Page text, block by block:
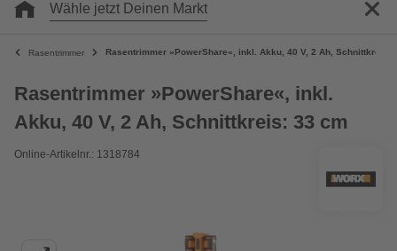
Wähle jetzt Deinen Markt
Rasentrimmer Rasentrimmer »PowerShare«, inkl. Akku, 40 V, 2 Ah, Schnittkreis:
Rasentrimmer »PowerShare«, inkl.
Akku, 40 V, 2 Ah, Schnittkreis: 33 cm
Online-Artikelnr.: 1318784